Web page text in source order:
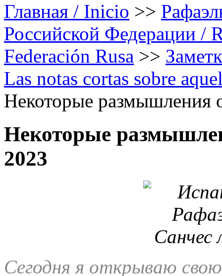
Главная / Inicio >>
Российской Федерации /
Federación Rusa >>
Las notas cortas sobre
Некоторые размышления
Некоторые
2023
Сегодня я открываю